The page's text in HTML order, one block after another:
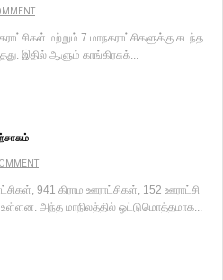
மற்றும் 7 மாநகராட்சிகளுக்கு கடந்த
இதில் ஆளும் காங்கிரசுக்...
941 கிராம ஊராட்சிகள், 152 ஊராட்சி
அந்த மாநிலத்தில் ஒட்டுமொத்தமாக...